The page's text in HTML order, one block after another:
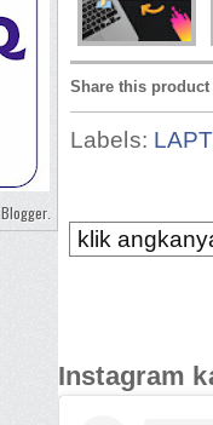
Share this product
Labels:
klik
Instagram
Blogger.